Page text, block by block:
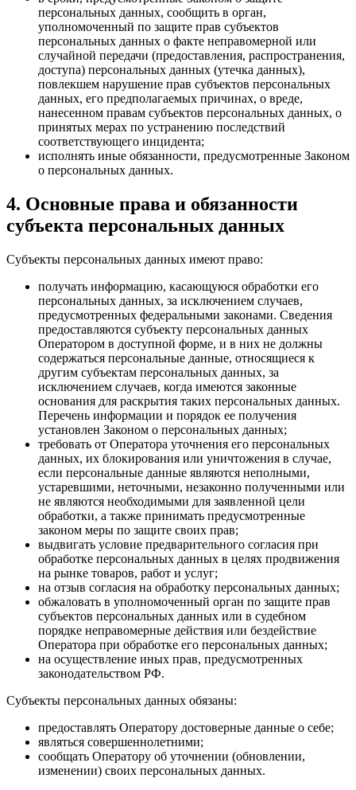
персональных данных, сообщить в орган,
уполномоченный по защите прав субъектов
персональных данных о факте неправомерной или
случайной передачи (предоставления, распространения,
доступа) персональных данных (утечка данных),
повлекшем нарушение прав субъектов персональных
данных, его предполагаемых причинах, о вреде,
нанесенном правам субъектов персональных данных, о
принятых мерах по устранению последствий
соответствующего инцидента;
исполнять иные обязанности, предусмотренные Законом
о персональных данных.
4. Основные права и обязанности
субъекта персональных данных
Субъекты персональных данных имеют право:
получать информацию, касающуюся обработки его
персональных данных, за исключением случаев,
предусмотренных федеральными законами. Сведения
предоставляются субъекту персональных данных
Оператором в доступной форме, и в них не должны
содержаться персональные данные, относящиеся к
другим субъектам персональных данных, за
исключением случаев, когда имеются законные
основания для раскрытия таких персональных данных.
Перечень информации и порядок ее получения
установлен Законом о персональных данных;
требовать от Оператора уточнения его персональных
данных, их блокирования или уничтожения в случае,
если персональные данные являются неполными,
устаревшими, неточными, незаконно полученными или
не являются необходимыми для заявленной цели
обработки, а также принимать предусмотренные
законом меры по защите своих прав;
выдвигать условие предварительного согласия при
обработке персональных данных в целях продвижения
на рынке товаров, работ и услуг;
на отзыв согласия на обработку персональных данных;
обжаловать в уполномоченный орган по защите прав
субъектов персональных данных или в судебном
порядке неправомерные действия или бездействие
Оператора при обработке его персональных данных;
на осуществление иных прав, предусмотренных
законодательством РФ.
Субъекты персональных данных обязаны:
предоставлять Оператору достоверные данные о себе;
являться совершеннолетними;
сообщать Оператору об уточнении (обновлении,
изменении) своих персональных данных.